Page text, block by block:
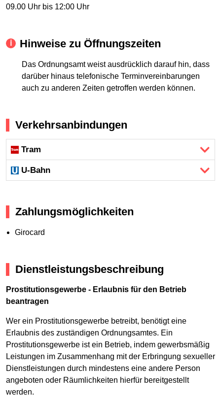
09.00 Uhr bis 12:00 Uhr
Hinweise zu Öffnungszeiten
Das Ordnungsamt weist ausdrücklich darauf hin, dass
darüber hinaus telefonische Terminvereinbarungen
auch zu anderen Zeiten getroffen werden können.
Verkehrsanbindungen
Tram
U-Bahn
Zahlungsmöglichkeiten
Girocard
Dienstleistungsbeschreibung
Prostitutionsgewerbe - Erlaubnis für den Betrieb
beantragen
Wer ein Prostitutionsgewerbe betreibt, benötigt eine
Erlaubnis des zuständigen Ordnungsamtes. Ein
Prostitutionsgewerbe ist ein Betrieb, indem gewerbsmäßig
Leistungen im Zusammenhang mit der Erbringung sexueller
Dienstleistungen durch mindestens eine andere Person
angeboten oder Räumlichkeiten hierfür bereitgestellt
werden.